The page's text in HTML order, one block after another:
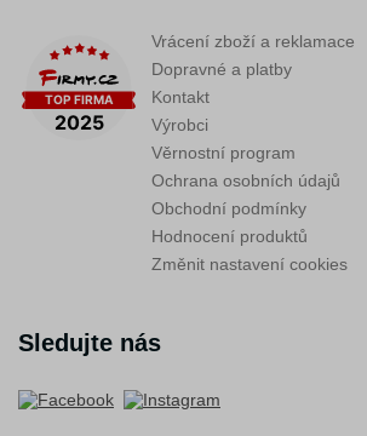
Vrácení zboží a reklamace
Dopravné a platby
Kontakt
Výrobci
Věrnostní program
Ochrana osobních údajů
Obchodní podmínky
Hodnocení produktů
Změnit nastavení cookies
Sledujte nás